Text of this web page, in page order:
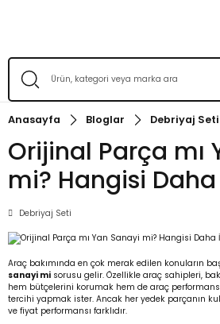
Anasayfa Bloglar Debriyaj Seti
Orijinal Parça mı
mi? Hangisi
Debriyaj Seti
Araç bakımında en çok merak edilen konuların
sanayi mi sorusu gelir. Özellikle araç sahipleri,
hem bütçelerini korumak hem de araç
tercihi yapmak ister. Ancak her yedek parçanın
ve fiyat performansı farklıdır.